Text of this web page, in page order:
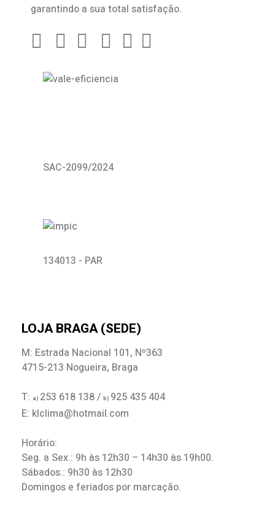
garantindo a sua total satisfação.
SAC-2099/2024
134013 - PAR
LOJA BRAGA (SEDE)
M: Estrada Nacional 101, Nº363
4715-213 Nogueira, Braga
T: a) 253 618 138 / b) 925 435 404
E: klclima@hotmail.com
Horário:
Seg. a Sex.: 9h às 12h30 – 14h30 às 19h00.
Sábados.: 9h30 às 12h30
Domingos e feriados por marcação.